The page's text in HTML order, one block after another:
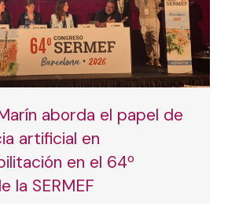
aborda el papel de
artificial en
en el 64º
la SERMEF